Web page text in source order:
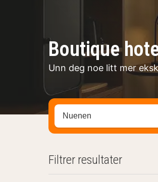
Boutique
Unn deg noe litt mer
Søk hotell, region eller by
Filtrer resultater